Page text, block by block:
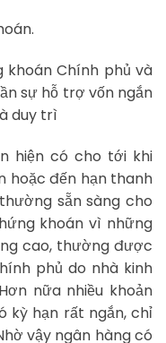
khoán Chính phủ và
sự hỗ trợ vốn ngắn
duy trì
hiện có cho tới khi
hoặc đến hạn thanh
sẵn sàng cho
khoán vì những
cao, thường được
phủ do nhà kinh
nữa nhiều khoản
kỳ hạn rất ngắn, chỉ
vậy ngân hàng có